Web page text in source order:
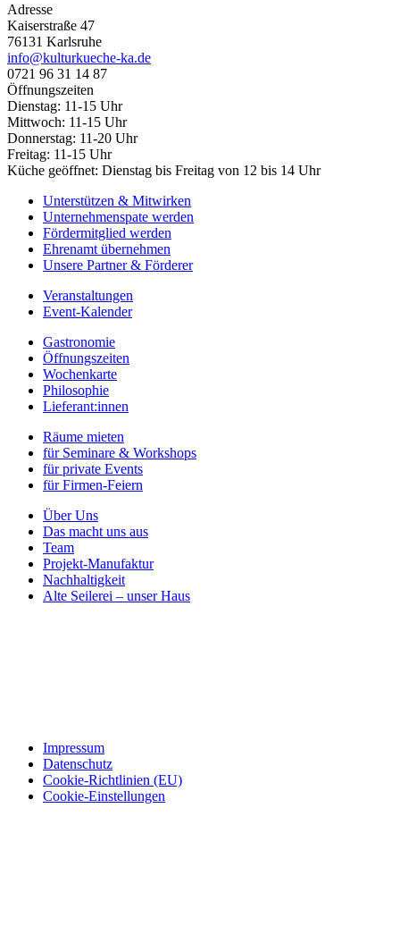
Adresse
Kaiserstraße 47
76131 Karlsruhe
info@kulturkueche-ka.de
0721 96 31 14 87
Öffnungszeiten
Dienstag: 11-15 Uhr
Mittwoch: 11-15 Uhr
Donnerstag: 11-20 Uhr
Freitag: 11-15 Uhr
Küche geöffnet: Dienstag bis Freitag von 12 bis 14 Uhr
Unterstützen & Mitwirken
Unternehmenspate werden
Fördermitglied werden
Ehrenamt übernehmen
Unsere Partner & Förderer
Veranstaltungen
Event-Kalender
Gastronomie
Öffnungszeiten
Wochenkarte
Philosophie
Lieferant:innen
Räume mieten
für Seminare & Workshops
für private Events
für Firmen-Feiern
Über Uns
Das macht uns aus
Team
Projekt-Manufaktur
Nachhaltigkeit
Alte Seilerei – unser Haus
Impressum
Datenschutz
Cookie-Richtlinien (EU)
Cookie-Einstellungen